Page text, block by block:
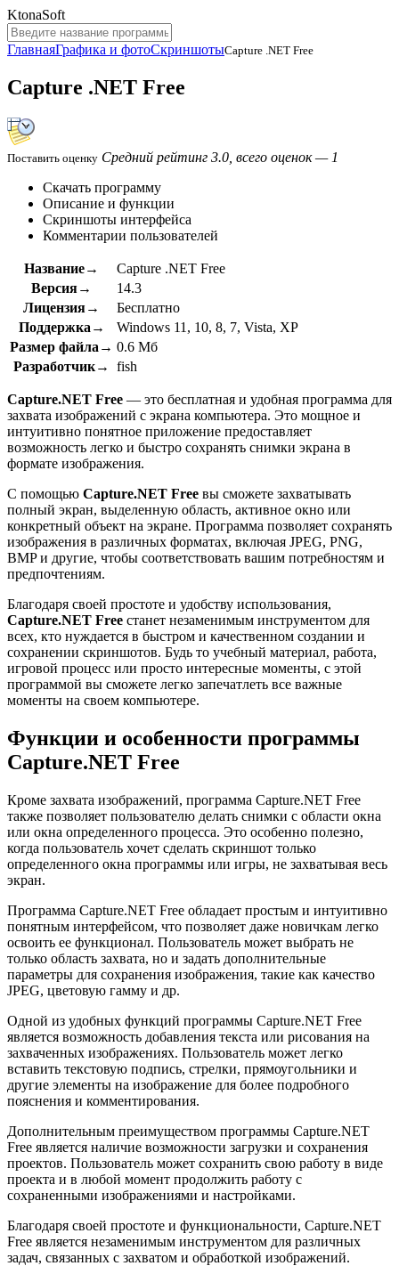
KtonaSoft
ГлавнаяГрафика и фотоСкриншотыCapture .NET Free
Capture .NET Free
Поставить оценку Средний рейтинг 3.0, всего оценок — 1
Скачать программу
Описание и функции
Скриншоты интерфейса
Комментарии пользователей
Название→
Capture .NET Free
Версия→
14.3
Лицензия→
Бесплатно
Поддержка→
Windows 11, 10, 8, 7, Vista, XP
Размер файла→ 0.6 Мб
Разработчик→
fish
Capture.NET Free — это бесплатная и удобная программа для
захвата изображений с экрана компьютера. Это мощное и
интуитивно понятное приложение предоставляет
возможность легко и быстро сохранять снимки экрана в
формате изображения.
С помощью Capture.NET Free вы сможете захватывать
полный экран, выделенную область, активное окно или
конкретный объект на экране. Программа позволяет сохранять
изображения в различных форматах, включая JPEG, PNG,
BMP и другие, чтобы соответствовать вашим потребностям и
предпочтениям.
Благодаря своей простоте и удобству использования,
Capture.NET Free станет незаменимым инструментом для
всех, кто нуждается в быстром и качественном создании и
сохранении скриншотов. Будь то учебный материал, работа,
игровой процесс или просто интересные моменты, с этой
программой вы сможете легко запечатлеть все важные
моменты на своем компьютере.
Функции и особенности программы
Capture.NET Free
Кроме захвата изображений, программа Capture.NET Free
также позволяет пользователю делать снимки с области окна
или окна определенного процесса. Это особенно полезно,
когда пользователь хочет сделать скриншот только
определенного окна программы или игры, не захватывая весь
экран.
Программа Capture.NET Free обладает простым и интуитивно
понятным интерфейсом, что позволяет даже новичкам легко
освоить ее функционал. Пользователь может выбрать не
только область захвата, но и задать дополнительные
параметры для сохранения изображения, такие как качество
JPEG, цветовую гамму и др.
Одной из удобных функций программы Capture.NET Free
является возможность добавления текста или рисования на
захваченных изображениях. Пользователь может легко
вставить текстовую подпись, стрелки, прямоугольники и
другие элементы на изображение для более подробного
пояснения и комментирования.
Дополнительным преимуществом программы Capture.NET
Free является наличие возможности загрузки и сохранения
проектов. Пользователь может сохранить свою работу в виде
проекта и в любой момент продолжить работу с
сохраненными изображениями и настройками.
Благодаря своей простоте и функциональности, Capture.NET
Free является незаменимым инструментом для различных
задач, связанных с захватом и обработкой изображений.